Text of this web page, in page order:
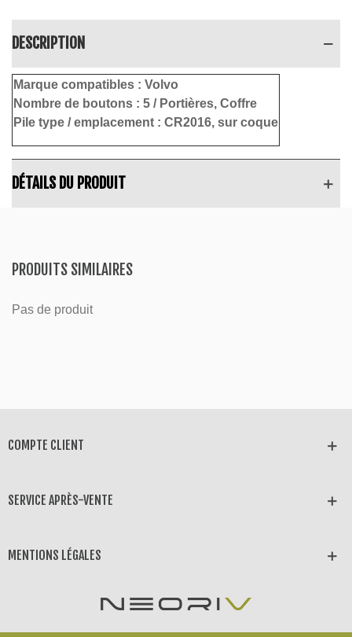
DESCRIPTION
Marque compatibles : Volvo
Nombre de boutons : 5 / Portières, Coffre
Pile type / emplacement : CR2016, sur coque
DÉTAILS DU PRODUIT
PRODUITS SIMILAIRES
Pas de produit
COMPTE CLIENT
SERVICE APRÈS-VENTE
MENTIONS LÉGALES